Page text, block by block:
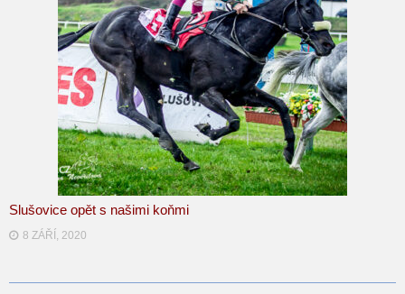
Slušovice opět s našimi koňmi
8 ZÁŘÍ, 2020